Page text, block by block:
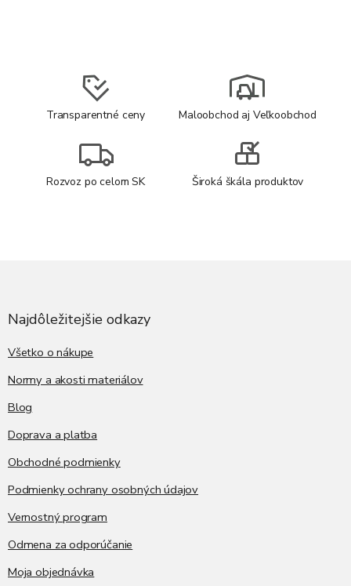
Transparentné ceny Maloobchod aj Veľkoobchod
Rozvoz po celom SK Široká škála produktov
Najdôležitejšie odkazy
Všetko o nákupe
Normy a akosti materiálov
Blog
Doprava a platba
Obchodné podmienky
Podmienky ochrany osobných údajov
Vernostný program
Odmena za odporúčanie
Moja objednávka